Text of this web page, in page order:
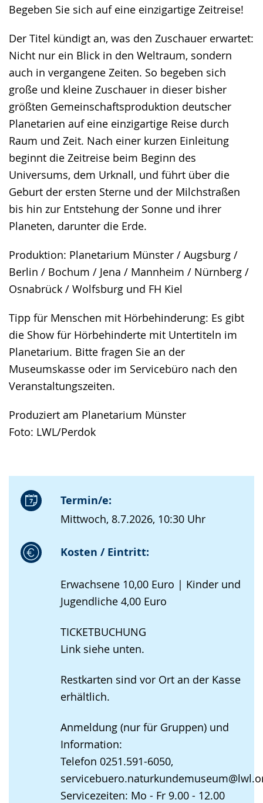
Begeben Sie sich auf eine einzigartige Zeitreise!
Der Titel kündigt an, was den Zuschauer erwartet:
Nicht nur ein Blick in den Weltraum, sondern
auch in vergangene Zeiten. So begeben sich
große und kleine Zuschauer in dieser bisher
größten Gemeinschaftsproduktion deutscher
Planetarien auf eine einzigartige Reise durch
Raum und Zeit. Nach einer kurzen Einleitung
beginnt die Zeitreise beim Beginn des
Universums, dem Urknall, und führt über die
Geburt der ersten Sterne und der Milchstraßen
bis hin zur Entstehung der Sonne und ihrer
Planeten, darunter die Erde.
Produktion: Planetarium Münster / Augsburg /
Berlin / Bochum / Jena / Mannheim / Nürnberg /
Osnabrück / Wolfsburg und FH Kiel
Tipp für Menschen mit Hörbehinderung: Es gibt
die Show für Hörbehinderte mit Untertiteln im
Planetarium. Bitte fragen Sie an der
Museumskasse oder im Servicebüro nach den
Veranstaltungszeiten.
Produziert am Planetarium Münster
Foto: LWL/Perdok
Termin/e:
Mittwoch, 8.7.2026, 10:30 Uhr
Kosten / Eintritt:
Erwachsene 10,00 Euro | Kinder und
Jugendliche 4,00 Euro
TICKETBUCHUNG
Link siehe unten.
Restkarten sind vor Ort an der Kasse
erhältlich.
Anmeldung (nur für Gruppen) und
Information:
Telefon 0251.591-6050,
Servicezeiten: Mo - Fr 9.00 - 12.00